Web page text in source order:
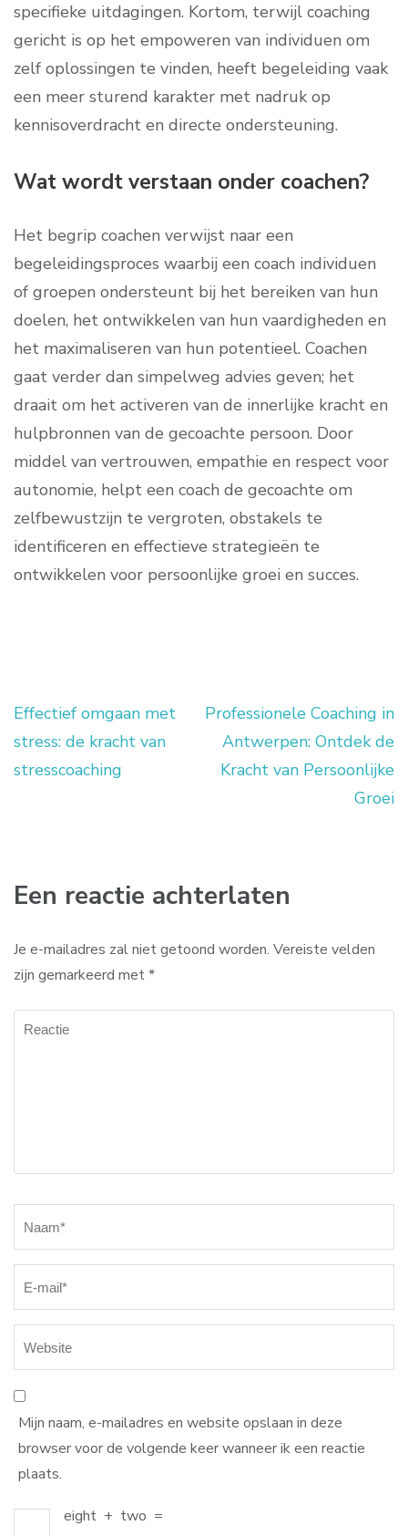
specifieke uitdagingen. Kortom, terwijl coaching
gericht is op het empoweren van individuen om
zelf oplossingen te vinden, heeft begeleiding vaak
een meer sturend karakter met nadruk op
kennisoverdracht en directe ondersteuning.
Wat wordt verstaan onder coachen?
Het begrip coachen verwijst naar een
begeleidingsproces waarbij een coach individuen
of groepen ondersteunt bij het bereiken van hun
doelen, het ontwikkelen van hun vaardigheden en
het maximaliseren van hun potentieel. Coachen
gaat verder dan simpelweg advies geven; het
draait om het activeren van de innerlijke kracht en
hulpbronnen van de gecoachte persoon. Door
middel van vertrouwen, empathie en respect voor
autonomie, helpt een coach de gecoachte om
zelfbewustzijn te vergroten, obstakels te
identificeren en effectieve strategieën te
ontwikkelen voor persoonlijke groei en succes.
Berichtnavigatie
Effectief omgaan met
stress: de kracht van
stresscoaching
Professionele Coaching in
Antwerpen: Ontdek de
Kracht van Persoonlijke
Groei
Een reactie achterlaten
Je e-mailadres zal niet getoond worden. Vereiste velden
zijn gemarkeerd met*
Reactie
Mijn naam, e-mailadres en website opslaan in deze
browser voor de volgende keer wanneer ik een reactie
plaats.
eight + two =